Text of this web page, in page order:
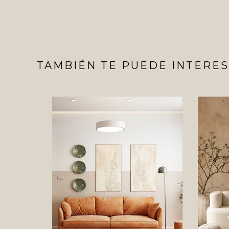
TAMBIÉN TE PUEDE